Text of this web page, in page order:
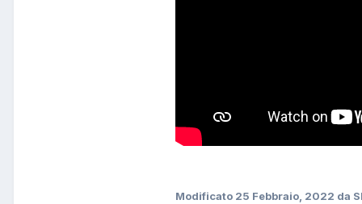
Modificato 25 Febbraio, 2022 da